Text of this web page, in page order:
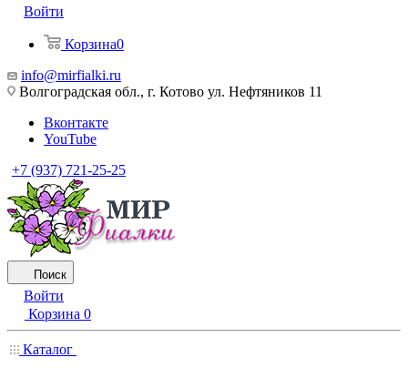
Войти
Корзина0
info@mirfialki.ru
Волгоградская обл., г. Котово ул. Нефтяников 11
Вконтакте
YouTube
+7 (937) 721-25-25
Поиск
Войти
Корзина 0
Каталог